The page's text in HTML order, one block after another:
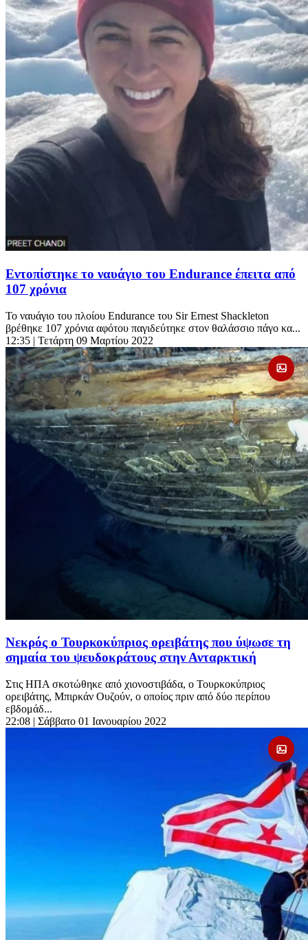
Εντοπίστηκε το ναυάγιο του Endurance έπειτα από
107 χρόνια
Το ναυάγιο του πλοίου Endurance του Sir Ernest Shackleton
βρέθηκε 107 χρόνια αφότου παγιδεύτηκε στον θαλάσσιο πάγο κα...
12:35 | Τετάρτη 09 Μαρτίου 2022
Νεκρός ο Τουρκοκύπριος ορειβάτης που ύψωσε τη
σημαία του ψευδοκράτους στην Ανταρκτική
Στις ΗΠΑ σκοτώθηκε από χιονοστιβάδα, ο Τουρκοκύπριος
ορειβάτης, Μπιρκάν Ουζούν, ο οποίος πριν από δύο περίπου
εβδομάδ...
22:08 | Σάββατο 01 Ιανουαρίου 2022